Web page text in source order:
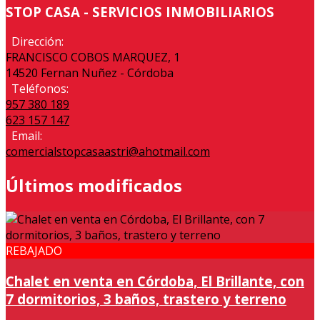
STOP CASA - SERVICIOS INMOBILIARIOS
Dirección:
FRANCISCO COBOS MARQUEZ, 1
14520 Fernan Nuñez - Córdoba
Teléfonos:
957 380 189
623 157 147
Email:
comercialstopcasaastri@ahotmail.com
Últimos modificados
REBAJADO
Chalet en venta en Córdoba, El Brillante, con
7 dormitorios, 3 baños, trastero y terreno